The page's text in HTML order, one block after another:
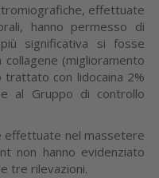
effettuate
hanno permesso di
significativa si fosse
(miglioramento
con lidocaina 2%
al Gruppo di controllo
effettuate nel massetere
non hanno evidenziato
tre rilevazioni.